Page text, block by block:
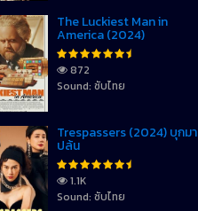
The Luckiest Man in
America (2024)
872
Sound: ซับไทย
Trespassers (2024) บุกมา
ปล้น
1.1K
Sound: ซับไทย